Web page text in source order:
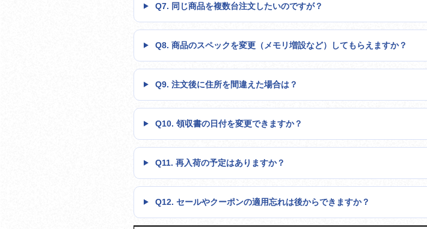
Q7. 同じ商品を複数台注文したいのですが？
Q8. 商品のスペックを変更（メモリ増設など）してもらえますか？
Q9. 注文後に住所を間違えた場合は？
Q10. 領収書の日付を変更できますか？
Q11. 再入荷の予定はありますか？
Q12. セールやクーポンの適用忘れは後からできますか？